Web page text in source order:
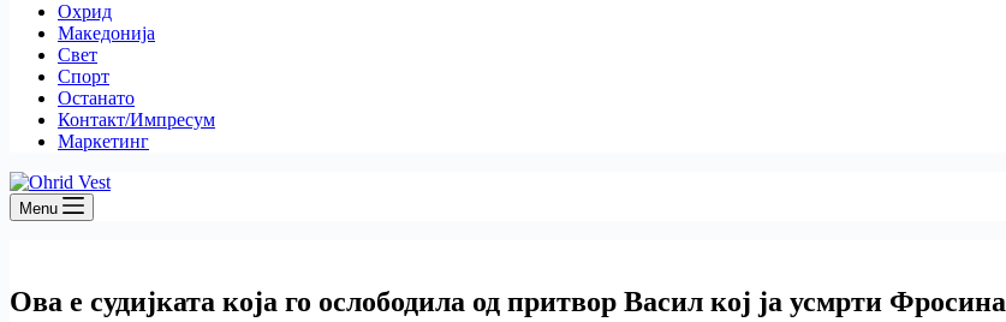
Охрид
Македонија
Свет
Спорт
Останато
Контакт/Импресум
Маркетинг
Menu
Ова е судијката која го ослободила од притвор Васил кој ја усмрти Фросина